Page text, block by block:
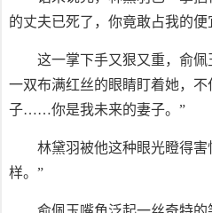
的丈夫已死了，你竟敢占我的便
这一掌下手又狠又重，俞
一双布满红丝的眼睛盯着她，
子……你是我未来的妻子。”
林黛羽被他这种眼光瞪得
样。”